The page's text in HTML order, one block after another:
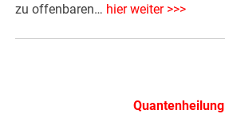
zu offenbaren… hier weiter >>>
Quantenheilung